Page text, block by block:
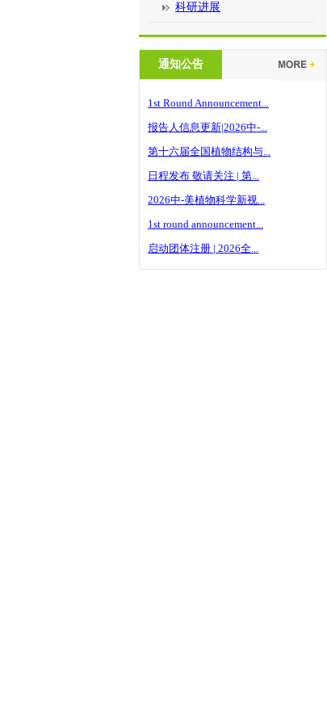
科研进展
通知公告
1st Round Announcement...
报告人信息更新|2026中-...
第十六届全国植物结构与...
日程发布 敬请关注 | 第...
2026中-美植物科学新视...
1st round announcement...
启动团体注册 | 2026全...